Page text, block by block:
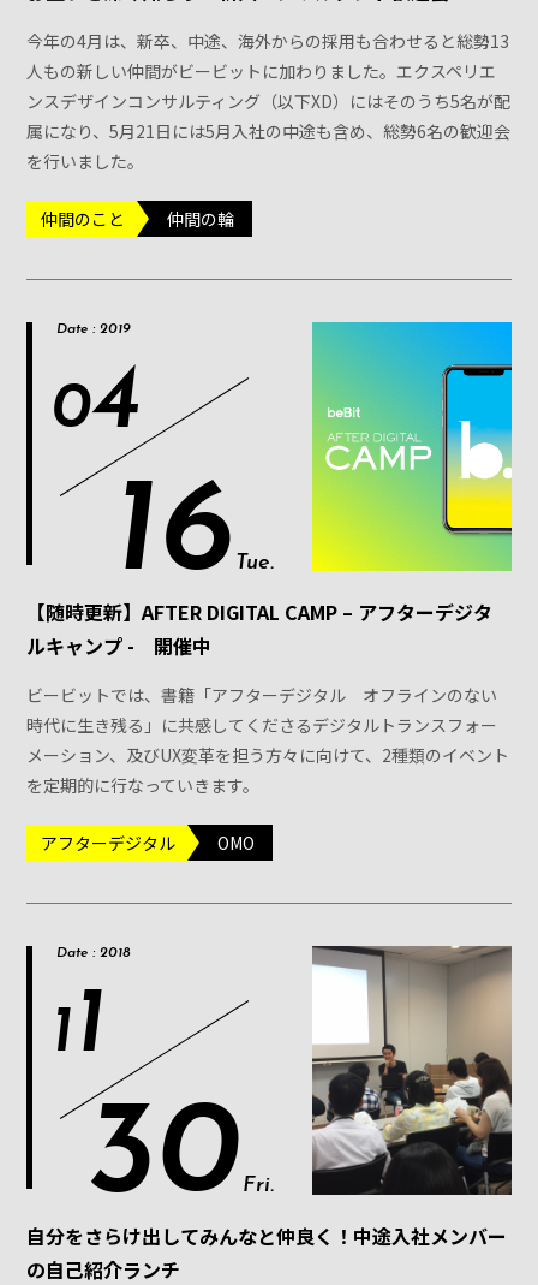
今年の4月は、新卒、中途、海外からの採用も合わせると総勢13
人もの新しい仲間がビービットに加わりました。エクスペリエ
ンスデザインコンサルティング（以下XD）にはそのうち5名が配
属になり、5月21日には5月入社の中途も含め、総勢6名の歓迎会
を行いました。
仲間のこと 仲間の輪
Date : 2019
04
16 Tue.
【随時更新】AFTER DIGITAL CAMP – アフターデジタ
ルキャンプ - 開催中
ビービットでは、書籍「アフターデジタル オフラインのない
時代に生き残る」に共感してくださるデジタルトランスフォー
メーション、及びUX変革を担う方々に向けて、2種類のイベント
を定期的に行なっていきます。
アフターデジタル OMO
Date : 2018
11
30 Fri.
自分をさらけ出してみんなと仲良く！中途入社メンバー
の自己紹介ランチ